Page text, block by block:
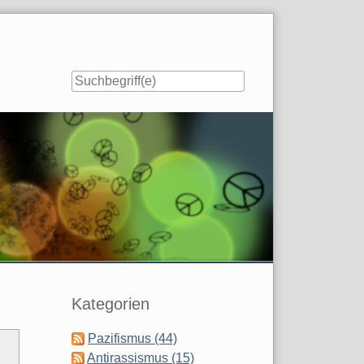
Seitenleiste
Kategorien
Pazifismus (44)
Antirassismus (15)